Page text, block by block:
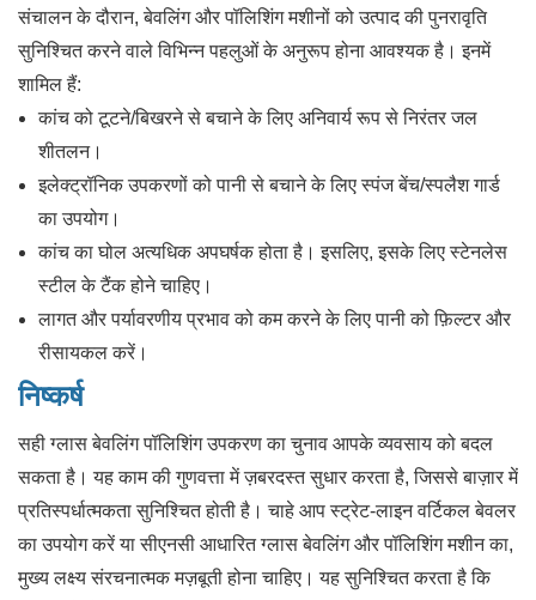
संचालन के दौरान, बेवलिंग और पॉलिशिंग मशीनों को उत्पाद की पुनरावृति
सुनिश्चित करने वाले विभिन्न पहलुओं के अनुरूप होना आवश्यक है। इनमें
शामिल हैं:
कांच को टूटने/बिखरने से बचाने के लिए अनिवार्य रूप से निरंतर जल
शीतलन।
इलेक्ट्रॉनिक उपकरणों को पानी से बचाने के लिए स्पंज बेंच/स्पलैश गार्ड
का उपयोग।
कांच का घोल अत्यधिक अपघर्षक होता है। इसलिए, इसके लिए स्टेनलेस
स्टील के टैंक होने चाहिए।
लागत और पर्यावरणीय प्रभाव को कम करने के लिए पानी को फ़िल्टर और
रीसायकल करें।
निष्कर्ष
सही ग्लास बेवलिंग पॉलिशिंग उपकरण का चुनाव आपके व्यवसाय को बदल
सकता है। यह काम की गुणवत्ता में ज़बरदस्त सुधार करता है, जिससे बाज़ार में
प्रतिस्पर्धात्मकता सुनिश्चित होती है। चाहे आप स्ट्रेट-लाइन वर्टिकल बेवलर
का उपयोग करें या सीएनसी आधारित ग्लास बेवलिंग और पॉलिशिंग मशीन का,
मुख्य लक्ष्य संरचनात्मक मज़बूती होना चाहिए। यह सुनिश्चित करता है कि